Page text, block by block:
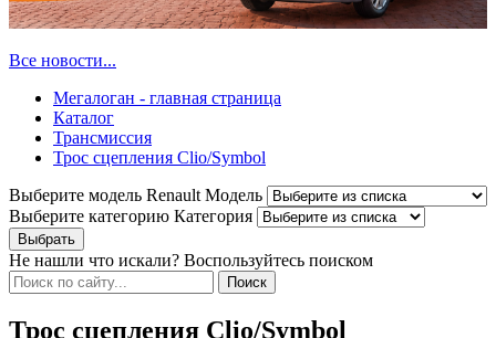
Все новости...
Мегалоган - главная страница
Каталог
Трансмиссия
Трос сцепления Clio/Symbol
Выберите модель Renault Модель
Выберите категорию Категория
Не нашли что искали? Воспользуйтесь поиском
Трос сцепления Clio/Symbol